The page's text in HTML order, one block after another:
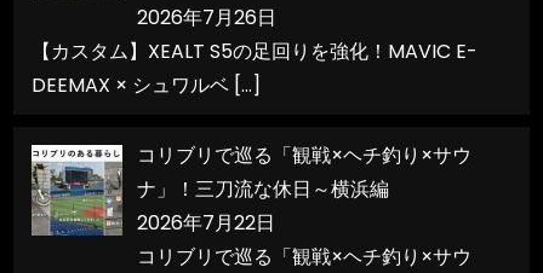
2026年7月26日
【カスタム】XEALT S5の足回りを強化！MAVIC E-
DEEMAX × シュワルベ […]
コリブリで巡る「観戦×ヘチ釣り×サウ
ナ」！三刀流な休日～横浜編
2026年7月22日
コリブリで巡る「観戦×ヘチ釣り×サウ